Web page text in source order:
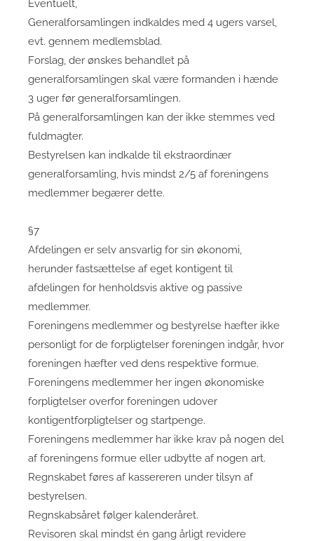
Eventuelt,
Generalforsamlingen indkaldes med 4 ugers varsel,
evt. gennem medlemsblad.
Forslag, der ønskes behandlet på
generalforsamlingen skal være formanden i hænde
3 uger før generalforsamlingen.
På generalforsamlingen kan der ikke stemmes ved
fuldmagter.
Bestyrelsen kan indkalde til ekstraordinær
generalforsamling, hvis mindst 2/5 af foreningens
medlemmer begærer dette.
§7
Afdelingen er selv ansvarlig for sin økonomi,
herunder fastsættelse af eget kontigent til
afdelingen for henholdsvis aktive og passive
medlemmer.
Foreningens medlemmer og bestyrelse hæfter ikke
personligt for de forpligtelser foreningen indgår, hvor
foreningen hæfter ved dens respektive formue.
Foreningens medlemmer her ingen økonomiske
forpligtelser overfor foreningen udover
kontigentforpligtelser og startpenge.
Foreningens medlemmer har ikke krav på nogen del
af foreningens formue eller udbytte af nogen art.
Regnskabet føres af kassereren under tilsyn af
bestyrelsen.
Regnskabsåret følger kalenderåret.
Revisoren skal mindst én gang årligt revidere